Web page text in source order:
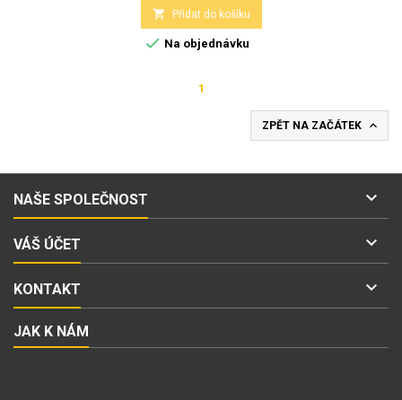
 Přidat do košíku
 Na objednávku
1
ZPĚT NA ZAČÁTEK 
NAŠE SPOLEČNOST 
VÁŠ ÚČET 
KONTAKT 
JAK K NÁM